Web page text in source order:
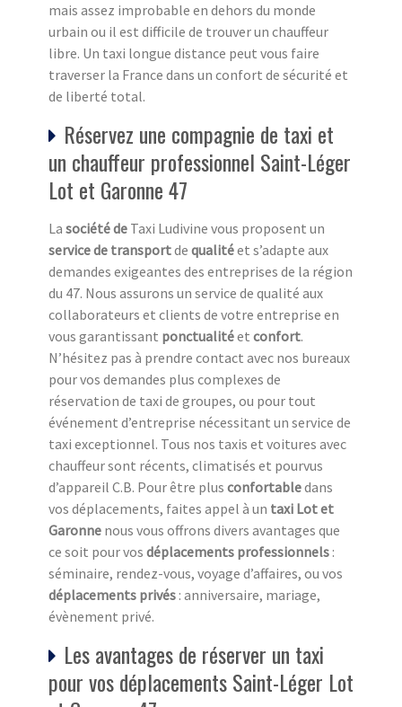
mais assez improbable en dehors du monde
urbain ou il est difficile de trouver un chauffeur
libre. Un taxi longue distance peut vous faire
traverser la France dans un confort de sécurité et
de liberté total.
Réservez une compagnie de taxi et
un chauffeur professionnel Saint-Léger
Lot et Garonne 47
La société de Taxi Ludivine vous proposent un
service de transportde qualitéet s’adapte aux
demandes exigeantes des entreprises de la région
du 47. Nous assurons un service de qualité aux
collaborateurs et clients de votre entreprise en
vous garantissant ponctualitéet confort.
N’hésitez pas à prendre contact avec nos bureaux
pour vos demandes plus complexes de
réservation de taxi de groupes, ou pour tout
événement d’entreprise nécessitant un service de
taxi exceptionnel. Tous nos taxis et voitures avec
chauffeur sont récents, climatisés et pourvus
d’appareil C.B. Pour être plus confortabledans
vos déplacements, faites appel à un taxi Lot et
Garonne nous vous offrons divers avantages que
ce soit pour vos déplacements professionnels :
séminaire, rendez-vous, voyage d’affaires, ou vos
déplacements privés : anniversaire, mariage,
évènement privé.
Les avantages de réserver un taxi
pour vos déplacements Saint-Léger Lot